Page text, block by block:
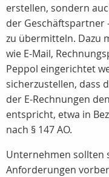
erstellen, sondern
der Geschäftspartner
zu übermitteln. Dazu
wie E-Mail,
Peppol eingerichtet
sicherzustellen, dass
der E-Rechnungen
entspricht, etwa in
nach § 147 AO.
Unternehmen sollten
Anforderungen